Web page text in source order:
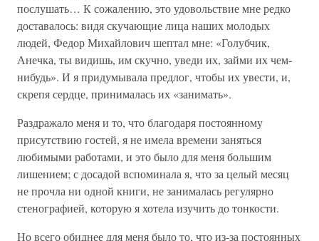
послушать… К сожалению, это удовольствие мне редко
доставалось: видя скучающие лица наших молодых
людей, Федор Михайлович шептал мне: «Голубчик,
Анечка, ты видишь, им скучно, уведи их, займи их чем-
нибудь». И я придумывала предлог, чтобы их увести, и,
скрепя сердце, принималась их «занимать».
Раздражало меня и то, что благодаря постоянному
присутствию гостей, я не имела времени заняться
любимыми работами, и это было для меня большим
лишением; с досадой вспоминала я, что за целый месяц
не прочла ни одной книги, не занималась регулярно
стенографией, которую я хотела изучить до тонкости.
Но всего обиднее для меня было то, что из-за постоянных